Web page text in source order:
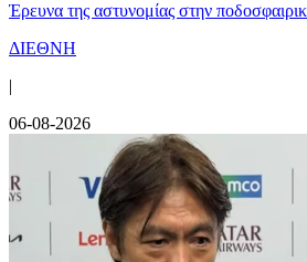
Έρευνα της αστυνομίας στην
ΔΙΕΘΝΗ
|
06-08-2026